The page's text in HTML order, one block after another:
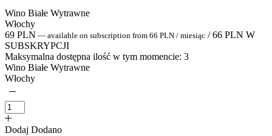
Wino Białe Wytrawne
Włochy
69 PLN — available on subscription from 66 PLN / miesiąc / 66 PLN W
SUBSKRYPCJI
Maksymalna dostępna ilość w tym momencie: 3
Wino Białe Wytrawne
Włochy
Dodaj Dodano